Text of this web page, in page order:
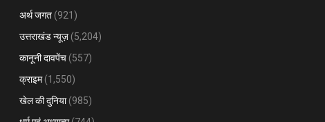
अर्थ जगत (921)
उत्तराखंड न्यूज़ (5,204)
कानूनी दावपेंच (557)
क्राइम(1,550)
खेल की दुनिया(985)